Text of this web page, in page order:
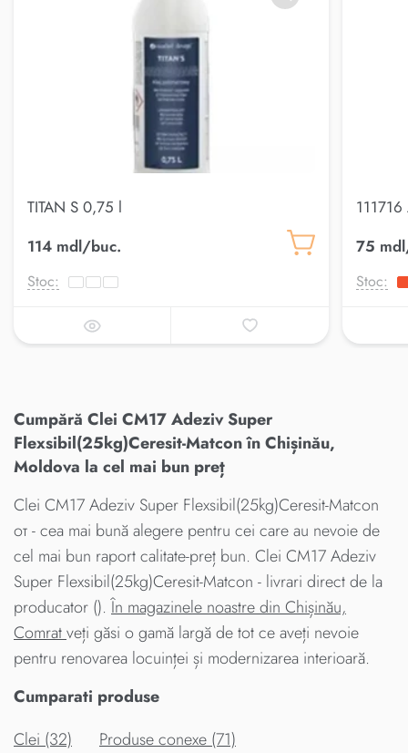
TITAN S 0,75 l
114 mdl/buc.
Stoc:
75
Stoc:
Cumpără Clei CM17 Adeziv Super
Flexsibil(25kg)Ceresit-Matcon în Chișinău,
Moldova la cel mai bun preț
Clei CM17 Adeziv Super Flexsibil(25kg)Ceresit-Matcon
от - cea mai bună alegere pentru cei care au nevoie de
cel mai bun raport calitate-preț bun. Clei CM17 Adeziv
Super Flexsibil(25kg)Ceresit-Matcon - livrari direct de la
producator ().În magazinele noastre din Chișinău,
Comratveți găsi o gamă largă de tot ce aveți nevoie
pentru renovarea locuinței și modernizarea interioară.
Cumparati produse
Clei (32)
Produse conexe (71)